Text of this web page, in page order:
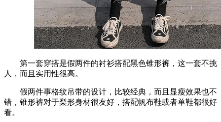
第一套穿搭是假两件的衬衫搭配黑色锥形裤，这一套不挑
人，而且实用性很高。
假两件事格纹吊带的设计，比较经典，而且显瘦效果也不
错，锥形裤对于梨形身材很友好，搭配帆布鞋或者单鞋都很好
看。